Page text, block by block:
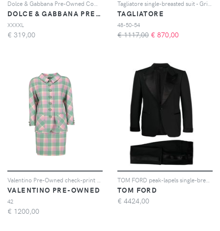
DOLCE & GABBANA PRE-OWNED
XXXXL
€ 319,00
TAGLIATORE
48-50-54
€ 1117,00 € 870,00
VALENTINO PRE-OWNED
42
€ 1200,00
TOM FORD
€ 4424,00